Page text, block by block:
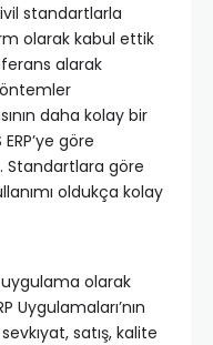
standartlarla
olarak kabul ettik
alarak
daha kolay bir
göre
Standartlara göre
oldukça kolay
olarak
Uygulamaları’nın
satış, kalite